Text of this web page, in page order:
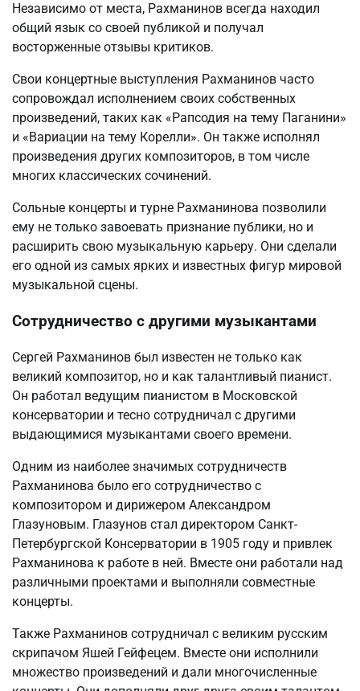
Независимо от места, Рахманинов всегда находил
общий язык со своей публикой и получал
восторженные отзывы критиков.
Свои концертные выступления Рахманинов часто
сопровождал исполнением своих собственных
произведений, таких как «Рапсодия на тему Паганини»
и «Вариации на тему Корелли». Он также исполнял
произведения других композиторов, в том числе
многих классических сочинений.
Сольные концерты и турне Рахманинова позволили
ему не только завоевать признание публики, но и
расширить свою музыкальную карьеру. Они сделали
его одной из самых ярких и известных фигур мировой
музыкальной сцены.
Сотрудничество с другими музыкантами
Сергей Рахманинов был известен не только как
великий композитор, но и как талантливый пианист.
Он работал ведущим пианистом в Московской
консерватории и тесно сотрудничал с другими
выдающимися музыкантами своего времени.
Одним из наиболее значимых сотрудничеств
Рахманинова было его сотрудничество с
композитором и дирижером Александром
Глазуновым. Глазунов стал директором Санкт-
Петербургской Консерватории в 1905 году и привлек
Рахманинова к работе в ней. Вместе они работали над
различными проектами и выполняли совместные
концерты.
Также Рахманинов сотрудничал с великим русским
скрипачом Яшей Гейфецем. Вместе они исполнили
множество произведений и дали многочисленные